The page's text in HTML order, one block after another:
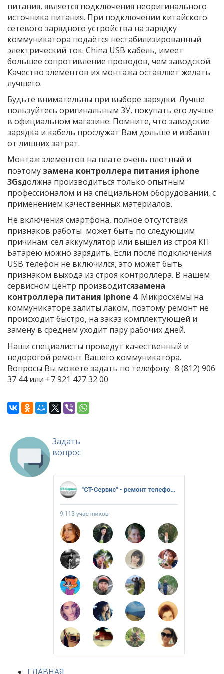
питания, является подключения неоригинального
источника питания. При подключении китайского
сетевого зарядного устройства на зарядку
коммуникатора подаётся нестабилизированный
электрический ток. China USB кабель, имеет
большее сопротивление проводов, чем заводской.
Качество элементов их монтажа оставляет желать
лучшего.
Будьте внимательны при выборе зарядки. Лучше
пользуйтесь оригинальным ЗУ, покупать его лучше
в официальном магазине. Помните, что заводские
зарядка и кабель прослужат Вам дольше и избавят
от лишних затрат.
Монтаж элементов на плате очень плотный и
поэтомузамена контроллера питания iphone
3Gsдолжна производиться только опытным
профессионалом и на специальном оборудовании, с
применением качественных материалов.
Не включения смартфона, полное отсутствия
признаков работы может быть по следующим
причинам: сел аккумулятор или вышел из строя КП.
Батарею можно зарядить. Если после подключения
USB телефон не включился, это может быть
признаком выхода из строя контроллера. В нашем
сервисном центр производитсязамена
контроллера питания iphone 4. Микросхемы на
коммуникаторе залиты лаком, поэтому ремонт не
происходит быстро, на заказ комплектующей и
замену в среднем уходит пару рабочих дней.
Наши специалисты проведут качественный и
недорогой ремонт Вашего коммуникатора.
Вопросы Вы можете задать по телефону: 8 (812) 906
37 44 или +7 921 427 32 00
Задать
вопрос